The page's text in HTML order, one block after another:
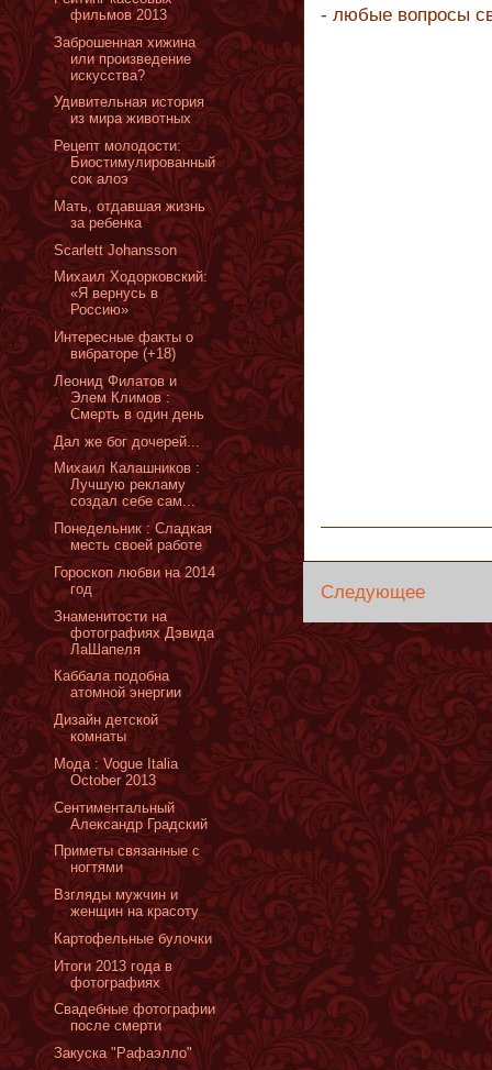
- любые вопросы
Следующее
фильмов 2013
Заброшенная хижина
или произведение
искусства?
Удивительная история
из мира животных
Рецепт молодости:
Биостимулированный
сок алоэ
Мать, отдавшая жизнь
за ребенка
Scarlett Johansson
Михаил Ходорковский:
«Я вернусь в
Россию»
Интересные факты о
вибраторе (+18)
Леонид Филатов и
Элем Климов :
Смерть в один день
Дал же бог дочерей...
Михаил Калашников :
Лучшую рекламу
создал себе сам...
Понедельник : Сладкая
месть своей работе
Гороскоп любви на 2014
год
Знаменитости на
фотографиях Дэвида
ЛаШапеля
Каббала подобна
атомной энергии
Дизайн детской
комнаты
Moда : Vogue Italia
October 2013
Сентиментальный
Александр Градский
Приметы связанные с
ногтями
Взгляды мужчин и
женщин на красоту
Картофельные булочки
Итоги 2013 года в
фотографиях
Cвадебные фотографии
после смерти
Закуска "Рафаэлло"